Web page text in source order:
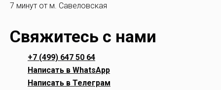
7 минут от м. Савеловская
Свяжитесь с нами
+7 (499) 647 50 64
Написать в WhatsApp
Написать в Телеграм